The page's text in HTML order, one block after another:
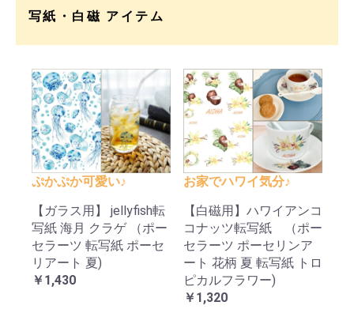
写紙・白磁 アイテム
ぷかぷか可愛い♪
【ガラス用】 jellyfish転
写紙 海月 クラゲ （ポー
セラーツ 転写紙 ポーセ
リアート 夏)
￥1,430
お家でハワイ気分♪
【白磁用】ハワイアンコ
コナッツ転写紙 （ポー
セラーツ ポーセリンア
ート 花柄 夏 転写紙 トロ
ピカルフラワー)
￥1,320